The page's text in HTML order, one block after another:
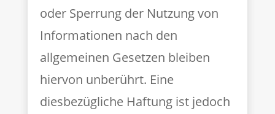
oder Sperrung der Nutzung von
Informationen nach den
allgemeinen Gesetzen bleiben
hiervon unberührt. Eine
diesbezügliche Haftung ist jedoch